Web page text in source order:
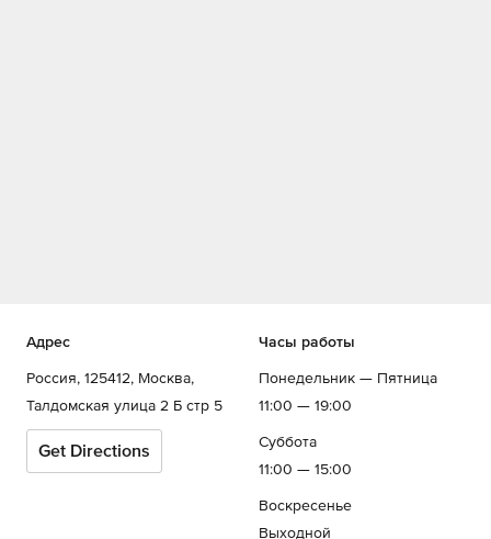
Адрес
Россия, 125412, Москва,
Талдомская улица 2 Б стр 5
Get Directions
Часы работы
Понедельник — Пятница
11:00 — 19:00
Суббота
11:00 — 15:00
Воскресенье
Выходной